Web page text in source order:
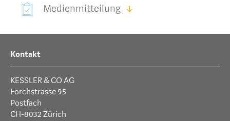
Medienmitteilung
Kontakt
KESSLER & CO AG
Forchstrasse 95
Postfach
CH-8032 Zürich